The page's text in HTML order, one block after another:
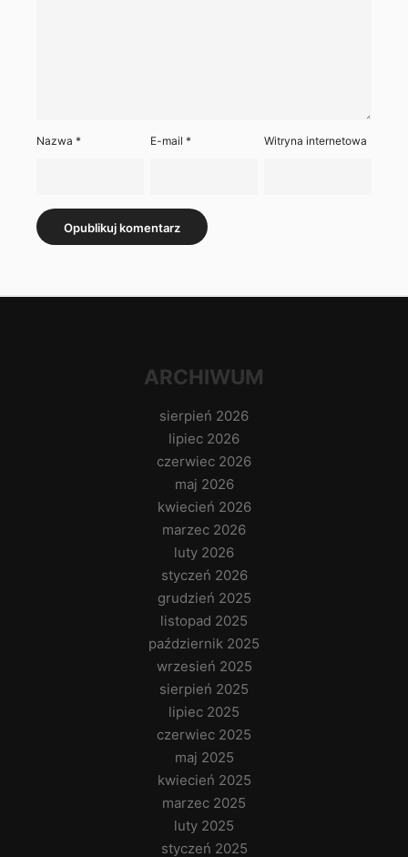
Nazwa * E-mail* Witryna internetowa
ARCHIWUM
sierpień 2026
lipiec 2026
czerwiec 2026
maj 2026
kwiecień 2026
marzec 2026
luty 2026
styczeń 2026
grudzień 2025
listopad 2025
październik 2025
wrzesień 2025
sierpień 2025
lipiec 2025
czerwiec 2025
maj 2025
kwiecień 2025
marzec 2025
luty 2025
styczeń 2025